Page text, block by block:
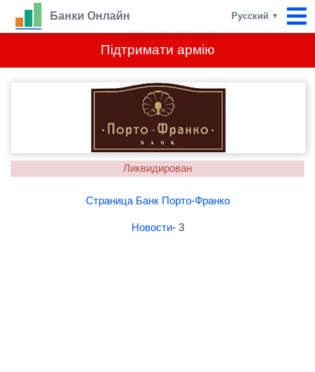
Підтримати армію
Банки Онлайн Русский ▼
Ликвидирован
Страница Банк Порто-Франко
Новости- 3